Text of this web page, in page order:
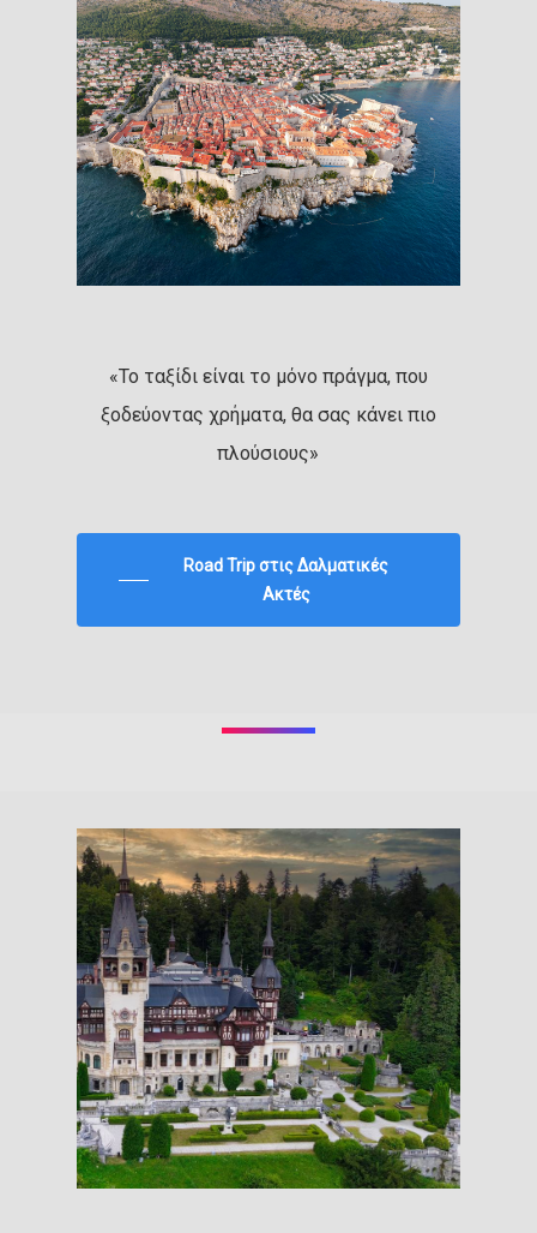
«Το ταξίδι είναι το μόνο πράγμα, που
ξοδεύοντας χρήματα, θα σας κάνει πιο
πλούσιους»
Road Trip στις Δαλματικές
Ακτές